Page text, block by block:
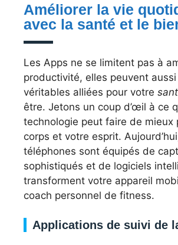
Améliorer la vie
avec la santé et le
Les Apps ne se limitent pas à
productivité, elles peuvent
véritables alliées pour votre
être. Jetons un coup d’œil à ce
technologie peut faire de mieux
corps et votre esprit.
téléphones sont équipés de
sophistiqués et de logiciels
transforment votre appareil
coach personnel de fitness.
Applications de suivi de